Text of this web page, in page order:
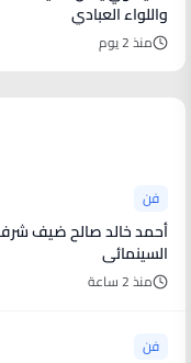
واللواء العبادي
منذ 2 يوم
فن
أحمد خالد صالح ضيف شرف
السينمائى
منذ 2 ساعة
فن